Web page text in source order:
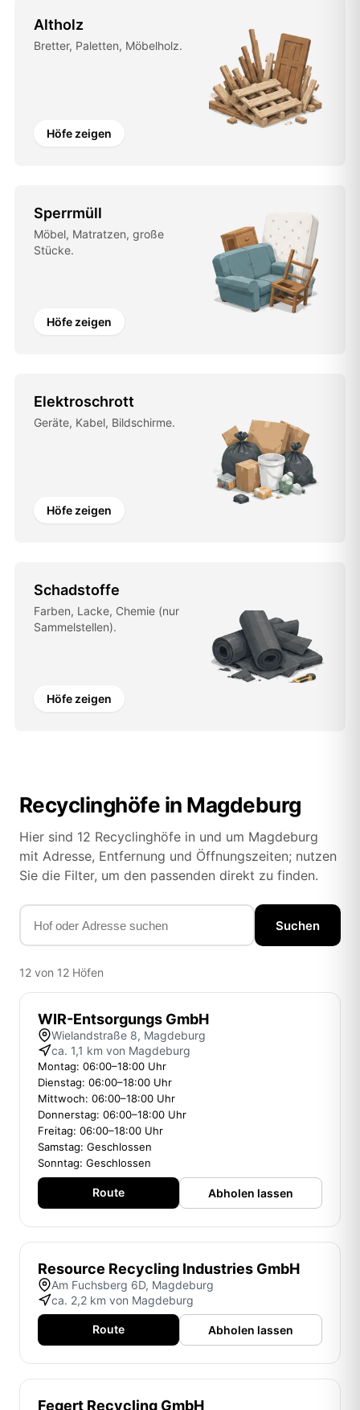
Altholz
Bretter, Paletten, Möbelholz.
Höfe zeigen
Sperrmüll
Möbel, Matratzen, große
Stücke.
Höfe zeigen
Elektroschrott
Geräte, Kabel, Bildschirme.
Höfe zeigen
Schadstoffe
Farben, Lacke, Chemie (nur
Sammelstellen).
Höfe zeigen
Recyclinghöfe in Magdeburg
Hier sind 12 Recyclinghöfe in und um Magdeburg
mit Adresse, Entfernung und Öffnungszeiten; nutzen
Sie die Filter, um den passenden direkt zu finden.
Suchen
12 von 12 Höfen
WIR-Entsorgungs GmbH
Wielandstraße 8, Magdeburg
ca. 1,1 km von Magdeburg
Montag: 06:00–18:00 Uhr
Dienstag: 06:00–18:00 Uhr
Mittwoch: 06:00–18:00 Uhr
Donnerstag: 06:00–18:00 Uhr
Freitag: 06:00–18:00 Uhr
Samstag: Geschlossen
Sonntag: Geschlossen
Route Abholen lassen
Resource Recycling Industries GmbH
Am Fuchsberg 6D, Magdeburg
ca. 2,2 km von Magdeburg
Route Abholen lassen
Fegert Recycling GmbH